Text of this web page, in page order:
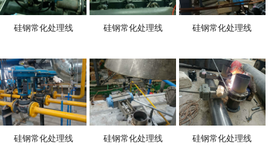
硅钢常化处理线 硅钢常化处理线 硅钢常化处理线
硅钢常化处理线 硅钢常化处理线 硅钢常化处理线